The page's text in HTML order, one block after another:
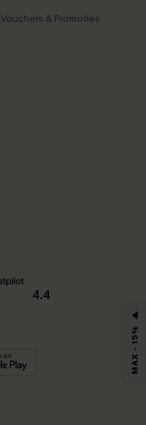
Vouchers & Promoties
4.4
MAX - 15%